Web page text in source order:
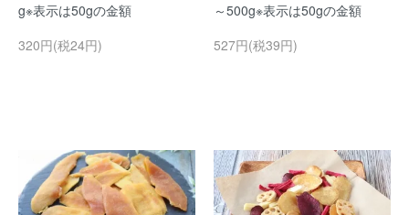
g※表示は50gの金額
320円(税24円)
～500g※表示は50gの金額
527円(税39円)